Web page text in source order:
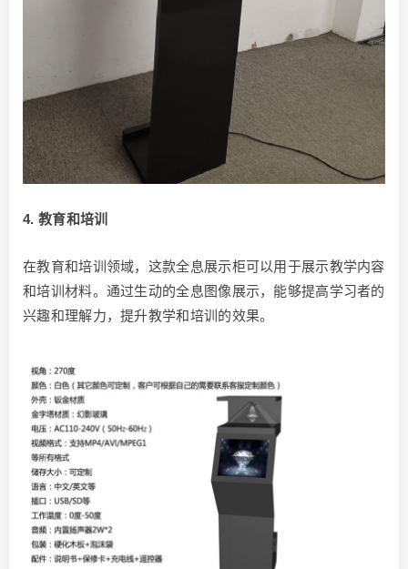
4. 教育和培训
在教育和培训领域，这款全息展示柜可以用于展示教学内容
和培训材料。通过生动的全息图像展示，能够提高学习者的
兴趣和理解力，提升教学和培训的效果。